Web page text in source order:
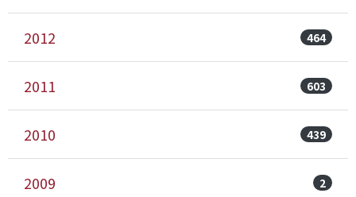
2012 464
2011 603
2010 439
2009 2